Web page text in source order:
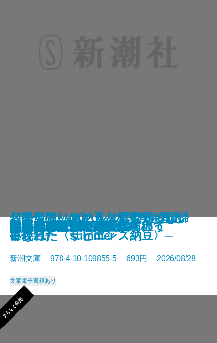
幽冥の岸 十二国記
未知なるカダスを夢に求めて
さよならの言い方なんて知らな
い。11
龍ノ国幻想9 天恵の命
神と王1 亡国の書
人魚屋敷の殺人
悪徳もまた
善人たち
わたしが・棄てた・女
きまぐれカプセル
星新一／著
新潮文庫 978-4-10-109855-5 693円 2026/08/28
文庫電子書籍あり
まもなく発売
一夜─隠蔽捜査10─
夢ノ町本通り─文庫版─
フィレンツェに悪魔が彷徨う
その他の危険
〈完全版〉JKハルは異世界で娼婦
になった summer
人喰いパンダ殺人事件
幻のアフリカ納豆を追え！─そし
て現れた〈サピエンス納豆〉─
色ざんげ
晴れでも雨でも昆虫学者
名探偵のいけにえ─人民教会殺人
事件─